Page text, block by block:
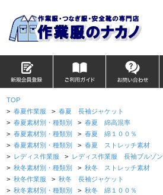
TOP
> 春夏作業服 > 春夏 長袖ジャケット
> 春夏素材別・種類別 > 春夏 綿高混率
> 春夏素材別・種類別 > 春夏 綿１００％
> 春夏素材別・種類別 > 春夏 ストレッチ素材
> レディス作業服 > レディス作業服 長袖ブルゾン
> 秋冬素材別・種類別 > 秋冬 ストレッチ素材
> 秋冬作業服 > 秋冬 長袖ジャケット
> 秋冬素材別・種類別 > 秋冬 綿１００％